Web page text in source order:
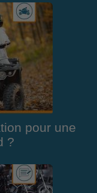
pour une
?